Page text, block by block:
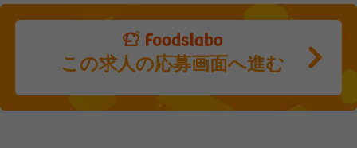
この求人の応募画面へ進む